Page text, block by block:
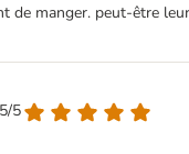
de manger. peut-être
5